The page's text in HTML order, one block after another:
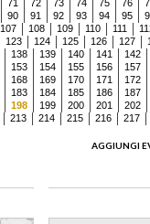
71 72 73 74 75 76
90 91 92 93 94 95
107 108 109 110 111
123 124 125 126 127
138 139 140 141
142
153 154 155 156
157
168 169 170 171
172
183 184 185 186
187
198 199 200 201
202
213 214 215 216
217
AGGIUNGI